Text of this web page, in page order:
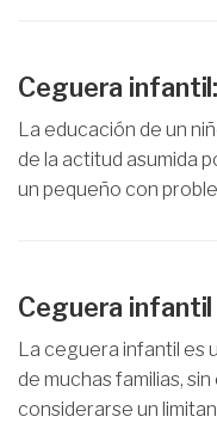
Ceguera
La educación de un
de la actitud asumida
un pequeño con
Ceguera
La ceguera infantil es
de muchas familias,
considerarse un